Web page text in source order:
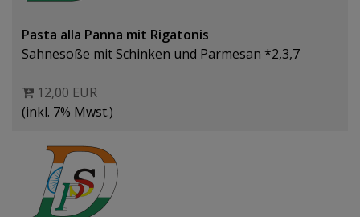
Pasta alla Panna mit Rigatonis
Sahnesoße mit Schinken und Parmesan *2,3,7
12,00 EUR
(inkl. 7% Mwst.)